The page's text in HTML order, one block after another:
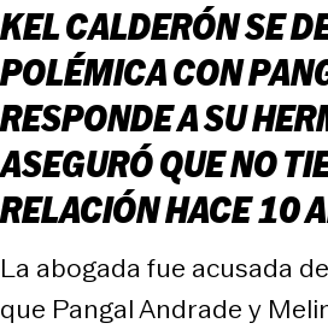
KEL CALDERÓN SE
POLÉMICA CON
RESPONDE A SU
ASEGURÓ QUE NO
RELACIÓN HACE 10
La abogada fue acusada
que Pangal Andrade y